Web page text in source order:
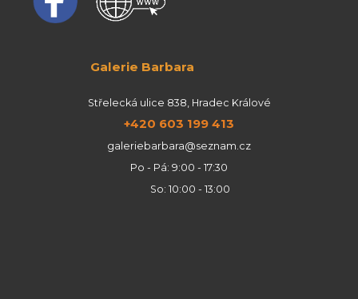
Galerie Barbara
Střelecká ulice 838, Hradec Králové
+420 603 199 413
galeriebarbara@seznam.cz
Po - Pá: 9:00 - 17:30
So: 10:00 - 13:00